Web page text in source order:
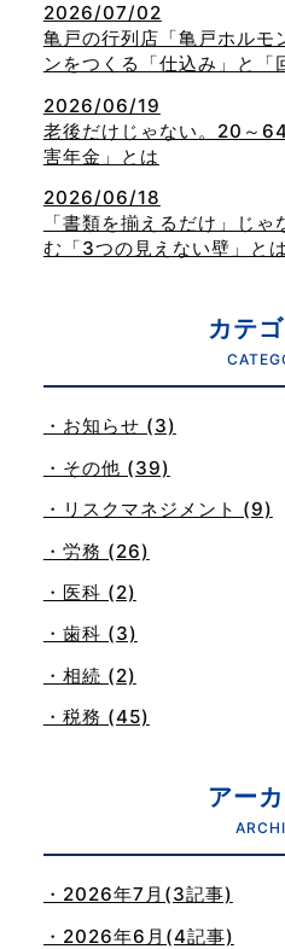
2026/07/02
亀戸の行列店「亀戸ホルモ
ンをつくる「仕込み」と「
2026/06/19
老後だけじゃない。20～
害年金」とは
2026/06/18
「書類を揃えるだけ」じ
む「3つの見えない壁」とは
カテ
・お知らせ (3)
・その他 (39)
・リスクマネジメント (9)
・労務 (26)
・医科 (2)
・歯科 (3)
・相続 (2)
・税務 (45)
アー
・2026年7月(3記事)
・2026年6月(4記事)